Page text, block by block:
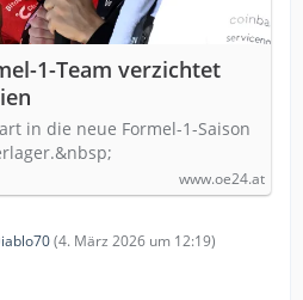
1-Team verzichtet
in die neue Formel-1-Saison
www.oe24.at
(4. März 2026 um 12:19)